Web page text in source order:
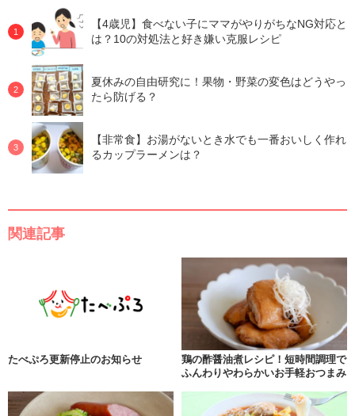
【4歳児】食べない子にママがやりがちなNG対応と
は？10の対処法と好き嫌い克服レシピ
夏休みの自由研究に！果物・野菜の変色はどうやっ
たら防げる？
【非常食】お湯がないとき水でも一番おいしく作れ
るカップラーメンは？
関連記事
たべぷろ更新停止のお知らせ
鶏の酢醤油煮レシピ！短時間調理で
ふんわりやわらかいお手軽おつまみ